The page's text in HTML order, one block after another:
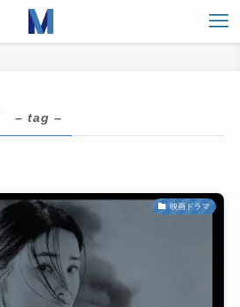
– tag –
映画ドラマ